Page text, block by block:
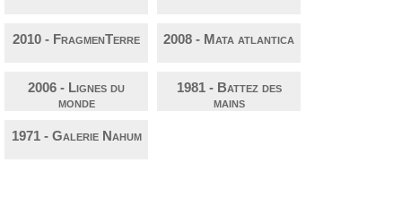
2010 - FragmenTerre 2008 - Mata atlantica
2006 - Lignes du
monde
1981 - Battez des
mains
1971 - Galerie Nahum